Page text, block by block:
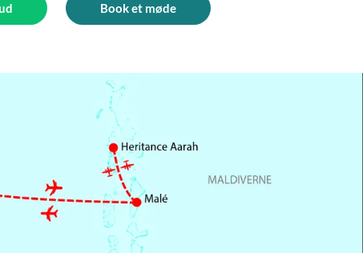
Book et møde